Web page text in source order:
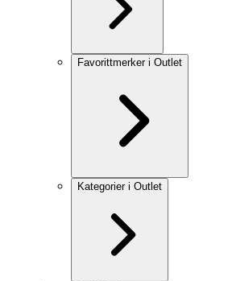
Favorittmerker i Outlet
Kategorier i Outlet